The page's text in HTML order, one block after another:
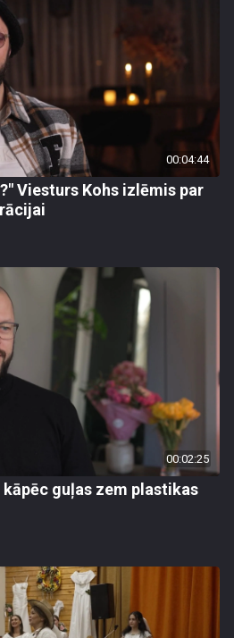
00:04:44
Viesturs Kohs izlēmis par
00:02:25
guļas zem plastikas